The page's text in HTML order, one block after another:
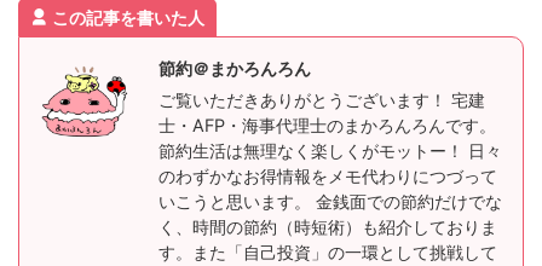
この記事を書いた人
節約＠まかろんろん
ご覧いただきありがとうございます！ 宅建
士・AFP・海事代理士のまかろんろんです。
節約生活は無理なく楽しくがモットー！ 日々
のわずかなお得情報をメモ代わりにつづって
いこうと思います。 金銭面での節約だけでな
く、時間の節約（時短術）も紹介しておりま
す。また「自己投資」の一環として挑戦して